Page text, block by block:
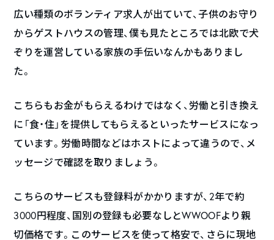
広い種類のボランティア求人が出ていて、子供のお守り
からゲストハウスの管理、僕も見たところでは北欧で犬
ぞりを運営している家族の手伝いなんかもありまし
た。
こちらもお金がもらえるわけではなく、労働と引き換え
に「食・住」を提供してもらえるといったサービスになっ
ています。労働時間などはホストによって違うので、メ
ッセージで確認を取りましょう。
こちらのサービスも登録料がかかりますが、2年で約
3000円程度、国別の登録も必要なしとWWOOFより親
切価格です。このサービスを使って格安で、さらに現地